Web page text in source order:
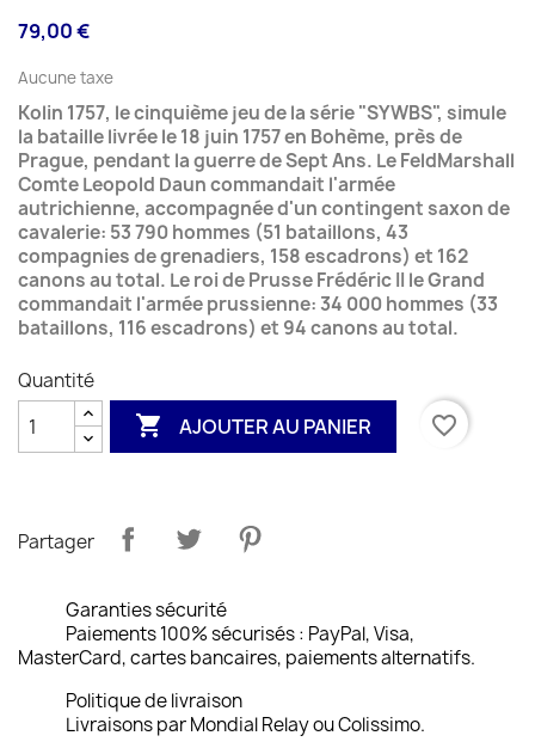
79,00 €
Aucune taxe
Kolin 1757, le cinquième jeu de la série "SYWBS", simule
la bataille livrée le 18 juin 1757 en Bohème, près de
Prague, pendant la guerre de Sept Ans. Le FeldMarshall
Comte Leopold Daun commandait l'armée
autrichienne, accompagnée d'un contingent saxon de
cavalerie: 53 790 hommes (51 bataillons, 43
compagnies de grenadiers, 158 escadrons) et 162
canons au total. Le roi de Prusse Frédéric II le Grand
commandait l'armée prussienne: 34 000 hommes (33
bataillons, 116 escadrons) et 94 canons au total.
Quantité
 AJOUTER AU PANIER favorite_border
Partager
Garanties sécurité
Paiements 100% sécurisés : PayPal, Visa,
MasterCard, cartes bancaires, paiements alternatifs.
Politique de livraison
Livraisons par Mondial Relay ou Colissimo.